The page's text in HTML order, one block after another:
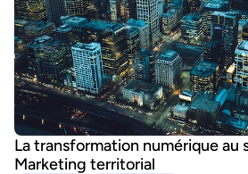
La transformation numérique au
Marketing territorial